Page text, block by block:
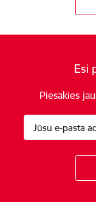
Esi
Piesakies